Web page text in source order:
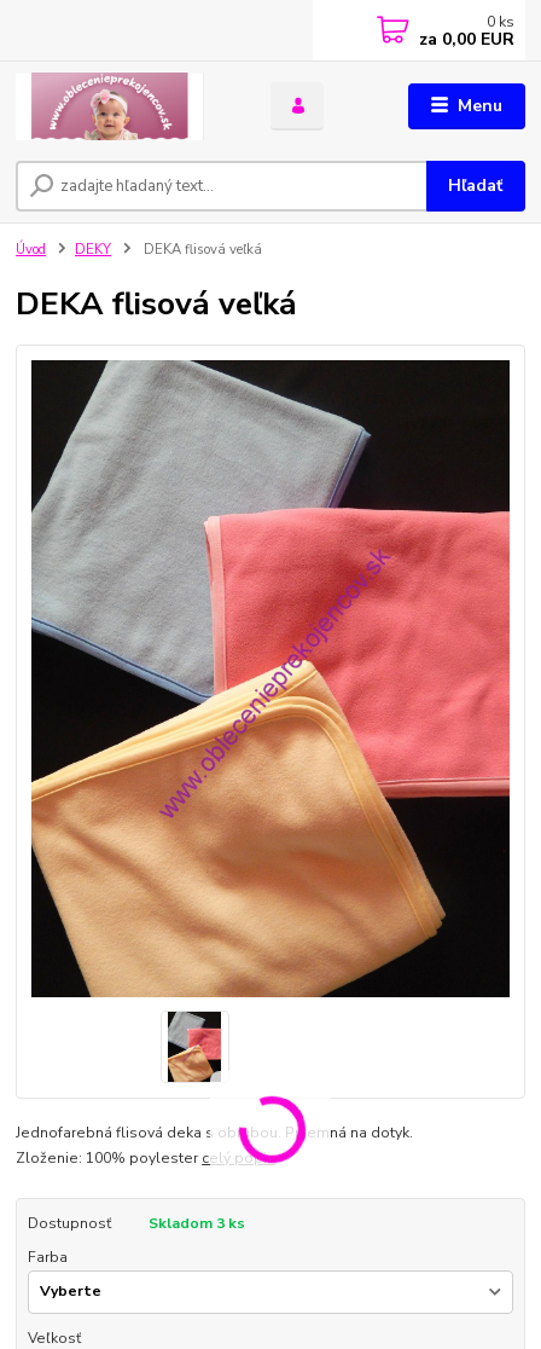
Menu
Hľadať
0 ks
za 0,00 EUR
Úvod DEKY DEKA flisová veľká
DEKA flisová veľká
Jednofarebná flisová deka s obrubou. Príjemná na dotyk.
Zloženie: 100% poylestercelý popis
Dostupnosť
Skladom 3 ks
Farba
Veľkosť